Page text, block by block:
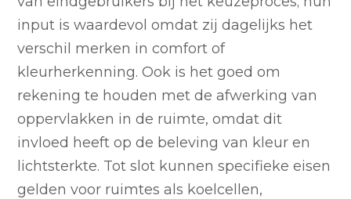
input is waardevol omdat zij dagelijks het
verschil merken in comfort of
kleurherkenning. Ook is het goed om
rekening te houden met de afwerking van
oppervlakken in de ruimte, omdat dit
invloed heeft op de beleving van kleur en
lichtsterkte. Tot slot kunnen specifieke eisen
gelden voor ruimtes als koelcellen,